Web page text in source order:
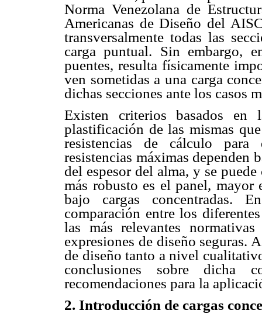
Norma Venezolana de
Americanas de Diseño del
transversalmente todas las
carga puntual. Sin embargo,
puentes, resulta físicamente
ven sometidas a una carga
dichas secciones ante los casos
Existen criterios basados
plastificación de las mismas
resistencias de cálculo para
resistencias máximas dependen
del espesor del alma, y se
más robusto es el panel,
bajo cargas concentradas.
comparación entre los
las más relevantes
expresiones de diseño seguras.
de diseño tanto a nivel
conclusiones sobre dicha
recomendaciones para la
2. Introducción de cargas